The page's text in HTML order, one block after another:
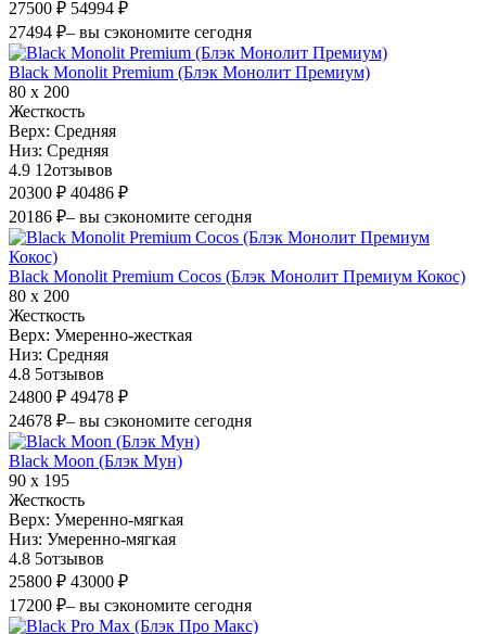
27500 ₽ 54994 ₽
27494 ₽– вы сэкономите сегодня
Black Monolit Premium (Блэк Монолит Премиум)
80 х 200
Жесткость
Верх: Средняя
Низ: Средняя
4.9 12отзывов
20300 ₽ 40486 ₽
20186 ₽– вы сэкономите сегодня
Black Monolit Premium Cocos (Блэк Монолит Премиум Кокос)
80 х 200
Жесткость
Верх: Умеренно-жесткая
Низ: Средняя
4.8 5отзывов
24800 ₽ 49478 ₽
24678 ₽– вы сэкономите сегодня
Black Moon (Блэк Мун)
90 х 195
Жесткость
Верх: Умеренно-мягкая
Низ: Умеренно-мягкая
4.8 5отзывов
25800 ₽ 43000 ₽
17200 ₽– вы сэкономите сегодня